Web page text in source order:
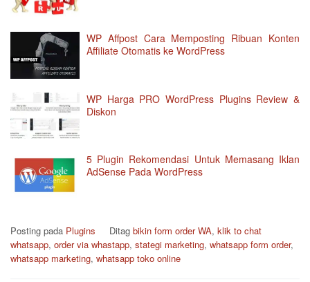
WP Affpost Cara Memposting Ribuan Konten
Affiliate Otomatis ke WordPress
WP Harga PRO WordPress Plugins Review &
Diskon
5 Plugin Rekomendasi Untuk Memasang Iklan
AdSense Pada WordPress
Posting pada Plugins Ditag bikin form order WA, klik to chat
whatsapp, order via whastapp, stategi marketing, whatsapp form order,
whatsapp marketing, whatsapp toko online